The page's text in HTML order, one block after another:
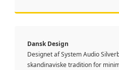
Dansk Design
Designet af System Audio
skandinaviske tradition for